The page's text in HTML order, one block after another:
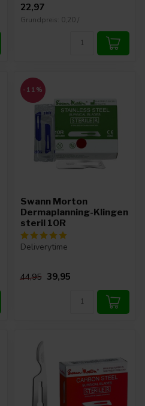
22,97
Grundpreis: 0,20 /
-11%
Swann Morton
Dermaplanning-Klingen
steril 10R
Deliverytime
44,95 39,95